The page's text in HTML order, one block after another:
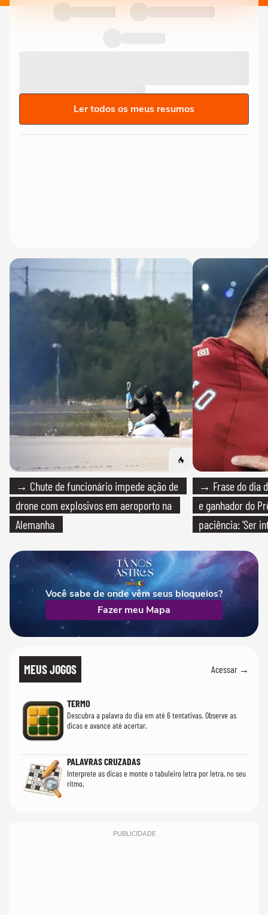
Ler todos os meus resumos
→ Chute de funcionário impede ação de
drone com explosivos em aeroporto na
Alemanha
→ Frase do dia
e ganhador do
paciência: 'Ser
Você sabe de onde vêm seus bloqueios?
Fazer meu Mapa
MEUS JOGOS Acessar →
TERMO
Descubra a palavra do dia em até 6 tentativas. Observe as
dicas e avance até acertar.
PALAVRAS CRUZADAS
Interprete as dicas e monte o tabuleiro letra por letra, no seu
ritmo.
PUBLICIDADE